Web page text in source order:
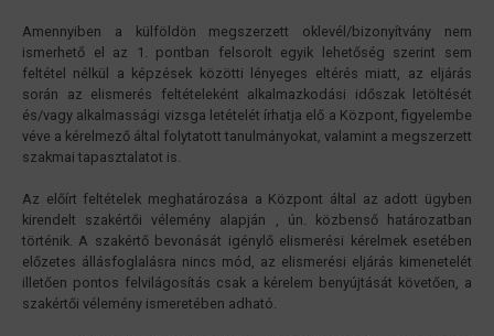
Amennyiben a külföldön megszerzett oklevél/bizonyítvány nem
ismerhető el az 1. pontban felsorolt egyik lehetőség szerint sem
feltétel nélkül a képzések közötti lényeges eltérés miatt, az eljárás
során az elismerés feltételeként alkalmazkodási időszak letöltését
és/vagy alkalmassági vizsga letételét írhatja elő a Központ, figyelembe
véve a kérelmező által folytatott tanulmányokat, valamint a megszerzett
szakmai tapasztalatot is.
Az előírt feltételek meghatározása a Központ által az adott ügyben
kirendelt szakértői vélemény alapján , ún. közbenső határozatban
történik. A szakértő bevonását igénylő elismerési kérelmek esetében
előzetes állásfoglalásra nincs mód, az elismerési eljárás kimenetelét
illetően pontos felvilágosítás csak a kérelem benyújtását követően, a
szakértői vélemény ismeretében adható.